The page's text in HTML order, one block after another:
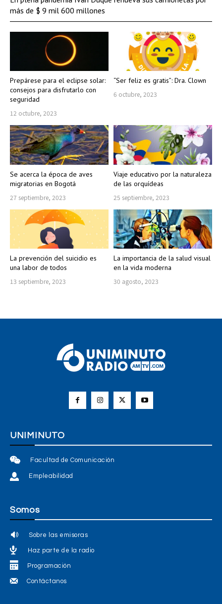
Prepárese para el eclipse solar:
consejos para disfrutarlo con
seguridad
12 octubre, 2023
“Ser feliz es gratis”: Dra. Clown
6 octubre, 2023
Se acerca la época de aves
migratorias en Bogotá
27 septiembre, 2023
Viaje educativo por la naturaleza
de las orquídeas
25 septiembre, 2023
La prevención del suicidio es
una labor de todos
13 septiembre, 2023
La importancia de la salud visual
en la vida moderna
30 agosto, 2023
más de $ 9 mil 600 millones
UNIMINUTO
Facultad de Comunicación
Empleabilidad
Somos
Sobre las emisoras
Haz parte de la radio
Programación
Contáctanos